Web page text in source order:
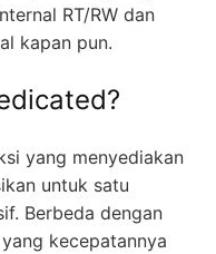
RT/RW dan
kapan pun.
yang menyediakan
untuk satu
Berbeda dengan
kecepatannya